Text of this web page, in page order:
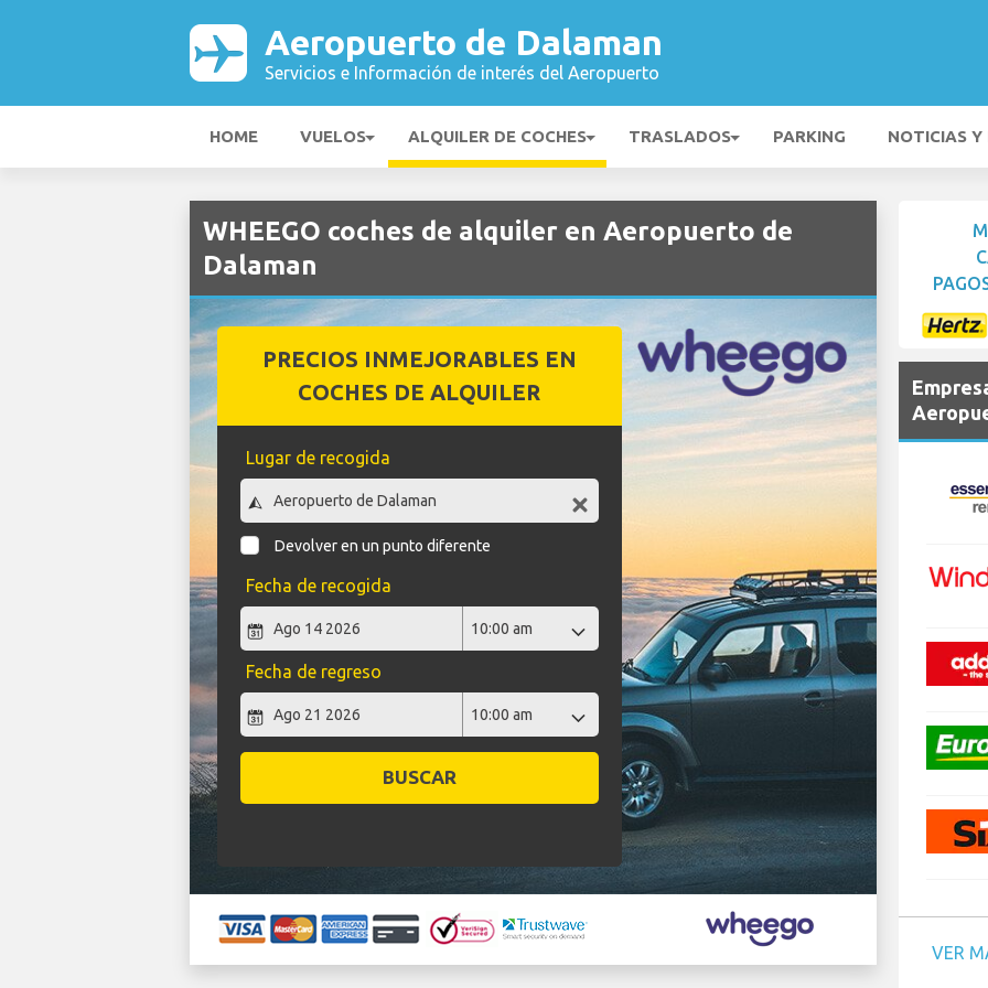
Aeropuerto de Dalaman
Servicios e Información de interés del Aeropuerto
HOME VUELOS ALQUILER DE COCHES TRASLADOS PARKING NOTICIAS Y
WHEEGO coches de alquiler en Aeropuerto de
Dalaman
PRECIOS INMEJORABLES EN
COCHES DE ALQUILER
Lugar de recogida
Devolver en un punto diferente
Fecha de recogida
Fecha de regreso
BUSCAR
VER